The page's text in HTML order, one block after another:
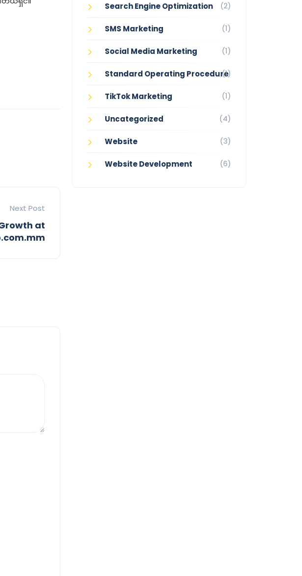
Next Post
at
Search Engine Optimization (2)
SMS Marketing (1)
Social Media Marketing (1)
Standard Operating Procedure
(1)
TikTok Marketing (1)
Uncategorized (4)
Website (3)
Website Development (6)